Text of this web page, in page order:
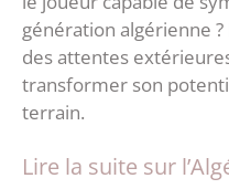
génération algérienne
des attentes
transformer son
terrain.
Lire la suite sur